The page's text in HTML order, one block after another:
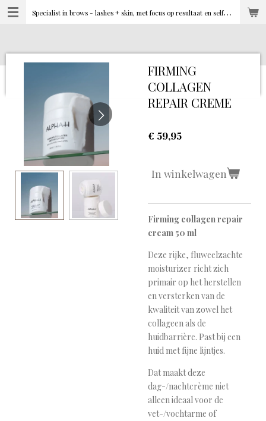
Ga
direct
de
S
pecialist in brows - lashes + skin, met focus op resultaat en selfcare
FIRMING
COLLAGEN
REPAIR CREME
€ 59,95
In winkelwagen
Firming collagen repair
cream 50 ml
Deze rijke, fluweelzachte
moisturizer richt zich
primair op het herstellen
en versterken van de
kwaliteit van zowel het
collageen als de
huidbarrière. Past bij een
huid met fijne lijntjes.
Dat maakt deze
dag-/nachtcrème niet
alleen ideaal voor de
vet-/vochtarme of